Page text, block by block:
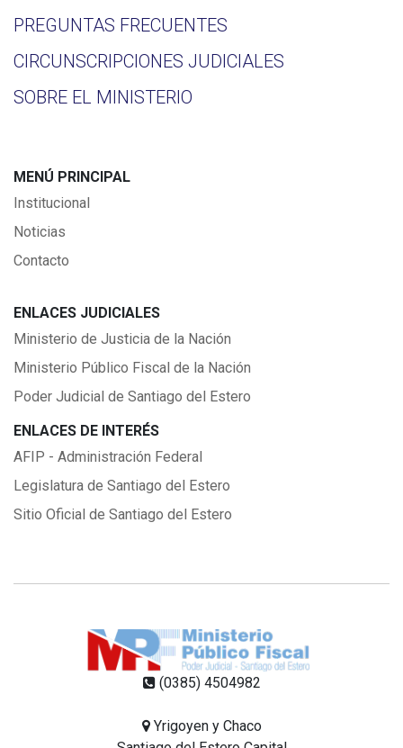
PREGUNTAS FRECUENTES
CIRCUNSCRIPCIONES JUDICIALES
SOBRE EL MINISTERIO
MENÚ PRINCIPAL
Institucional
Noticias
Contacto
ENLACES JUDICIALES
Ministerio de Justicia de la Nación
Ministerio Público Fiscal de la Nación
Poder Judicial de Santiago del Estero
ENLACES DE INTERÉS
AFIP - Administración Federal
Legislatura de Santiago del Estero
Sitio Oficial de Santiago del Estero
(0385) 4504982
Yrigoyen y Chaco